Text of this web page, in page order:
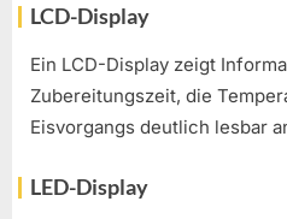
LCD-Display
Ein LCD-Display zeigt
Zubereitungszeit, die
Eisvorgangs deutlich lesbar
LED-Display